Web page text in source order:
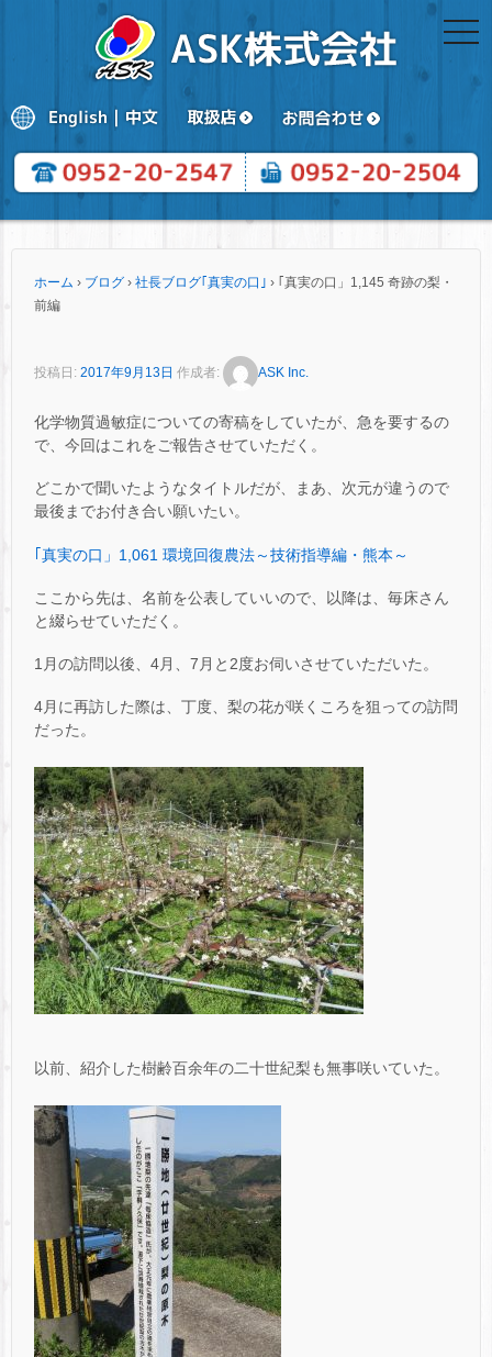
ホーム › ブログ › 社長ブログ｢真実の口｣ › ｢真実の口」1,145 奇跡の梨・
前編
投稿日: 2017年9月13日 作成者: ASK Inc.
化学物質過敏症についての寄稿をしていたが、急を要するの
で、今回はこれをご報告させていただく。
どこかで聞いたようなタイトルだが、まあ、次元が違うので
最後までお付き合い願いたい。
｢真実の口」1,061 環境回復農法～技術指導編・熊本～
ここから先は、名前を公表していいので、以降は、毎床さん
と綴らせていただく。
1月の訪問以後、4月、7月と2度お伺いさせていただいた。
4月に再訪した際は、丁度、梨の花が咲くころを狙っての訪問
だった。
以前、紹介した樹齢百余年の二十世紀梨も無事咲いていた。